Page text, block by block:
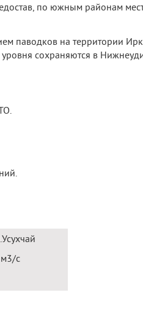
по южным районам
паводков на территории
сохраняются в
3/с